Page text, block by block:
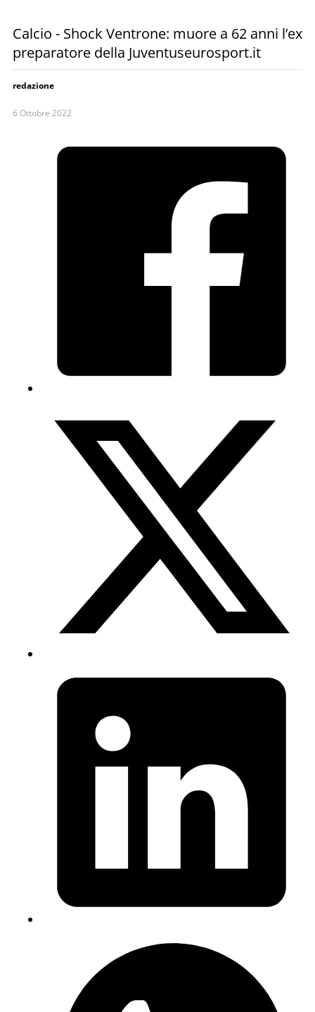
Calcio - Shock Ventrone: muore a 62 anni l’ex
preparatore della Juventuseurosport.it
redazione
6 Ottobre 2022